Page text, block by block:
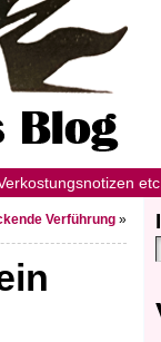
etc.
Verführung »